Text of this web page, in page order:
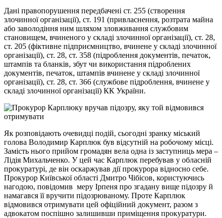
Дані правопорушення передбачені ст. 255 (створення
злочинної організації), ст. 191 (привласнення, розтрата майна
або заволодіння ним шляхом зловживання службовим
становищем, вчиненого у складі злочинної організації), ст. 28,
ст. 205 (фіктивне підприємництво, вчинене у складі злочинної
організації), ст. 28, ст. 358 (підроблення документів, печаток,
штампів та бланків, збут чи використання підроблених
документів, печаток, штампів вчинене у складі злочинної
організації), ст. 28, ст. 366 (службове підроблення, вчинене у
складі злочинної організації) КК України.
Як розповідають очевидці подій, сьогодні зранку міський
голова Володимир Карплюк був відсутній на робочому місці.
Замість нього прийом громадян вела одна із заступниць мера –
Лідія Михальченко. У цей час Карплюк перебував у обласній
прокуратурі, де він оскаржував дії прокурора відносно себе.
Прокурор Київської області Дмитро Чібісов, користуючись
нагодою, повідомив меру Ірпеня про згадану вище підозру й
намагався її вручити підозрюваному. Проте Карплюк
відмовився отримувати цей офіційний документ, разом з
адвокатом поспішно залишивши приміщення прокуратури.